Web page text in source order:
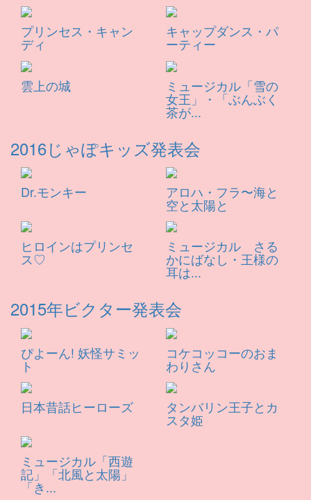
プリンセス・キャン
ディ
キャップダンス・パ
ーティー
雲上の城 ミュージカル「雪の
女王」・「ぶんぶく
茶が...
2016じゃぽキッズ発表会
Dr.モンキー アロハ・フラ〜海と
空と太陽と
ヒロインはプリンセ
ス♡
ミュージカル さる
かにばなし・王様の
耳は...
2015年ビクター発表会
ぴよーん! 妖怪サミッ
ト
コケコッコーのおま
わりさん
日本昔話ヒーローズ タンバリン王子とカ
スタ姫
ミュージカル「西遊
記」「北風と太陽」
「き...